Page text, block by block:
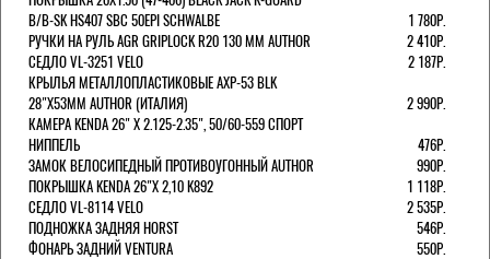
B/B-SK HS407 SBC 50EPI SCHWALBE
1 780Р.
РУЧКИ НА РУЛЬ AGR GRIPLOCK R20 130 ММ AUTHOR
2 410Р.
СЕДЛО VL-3251 VELO
2 187Р.
КРЫЛЬЯ МЕТАЛЛОПЛАСТИКОВЫЕ AXP-53 BLK
28"Х53ММ AUTHOR (ИТАЛИЯ)
2 990Р.
КАМЕРА KENDA 26" Х 2.125-2.35", 50/60-559 СПОРТ
НИППЕЛЬ
476Р.
ЗАМОК ВЕЛОСИПЕДНЫЙ ПРОТИВОУГОННЫЙ AUTHOR
990Р.
ПОКРЫШКА KENDA 26"Х 2,10 K892
1 118Р.
СЕДЛО VL-8114 VELO
2 535Р.
ПОДНОЖКА ЗАДНЯЯ HORST
546Р.
ФОНАРЬ ЗАДНИЙ VENTURA
550Р.